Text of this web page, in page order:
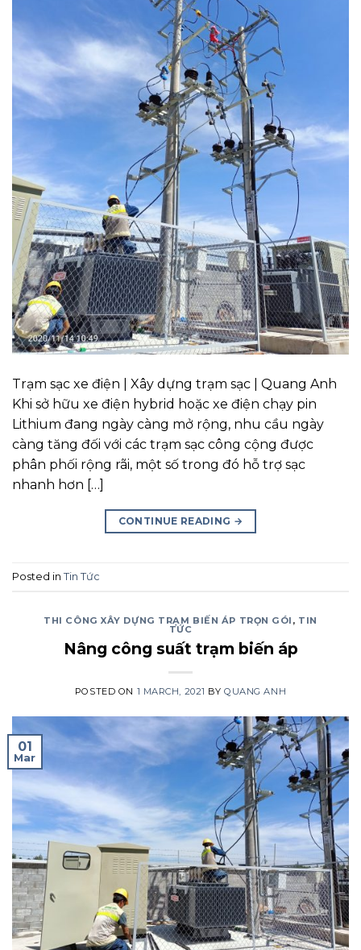
Trạm sạc xe điện | Xây dựng trạm sạc | Quang Anh
Khi sở hữu xe điện hybrid hoặc xe điện chạy pin
Lithium đang ngày càng mở rộng, nhu cầu ngày
càng tăng đối với các trạm sạc công cộng được
phân phối rộng rãi, một số trong đó hỗ trợ sạc
nhanh hơn […]
CONTINUE READING →
Posted in Tin Tức
THI CÔNG XÂY DỰNG TRẠM BIẾN ÁP TRỌN GÓI , TIN
TỨC
Nâng công suất trạm biến áp
POSTED ON 1 MARCH, 2021 BYQUANG ANH
01
Mar